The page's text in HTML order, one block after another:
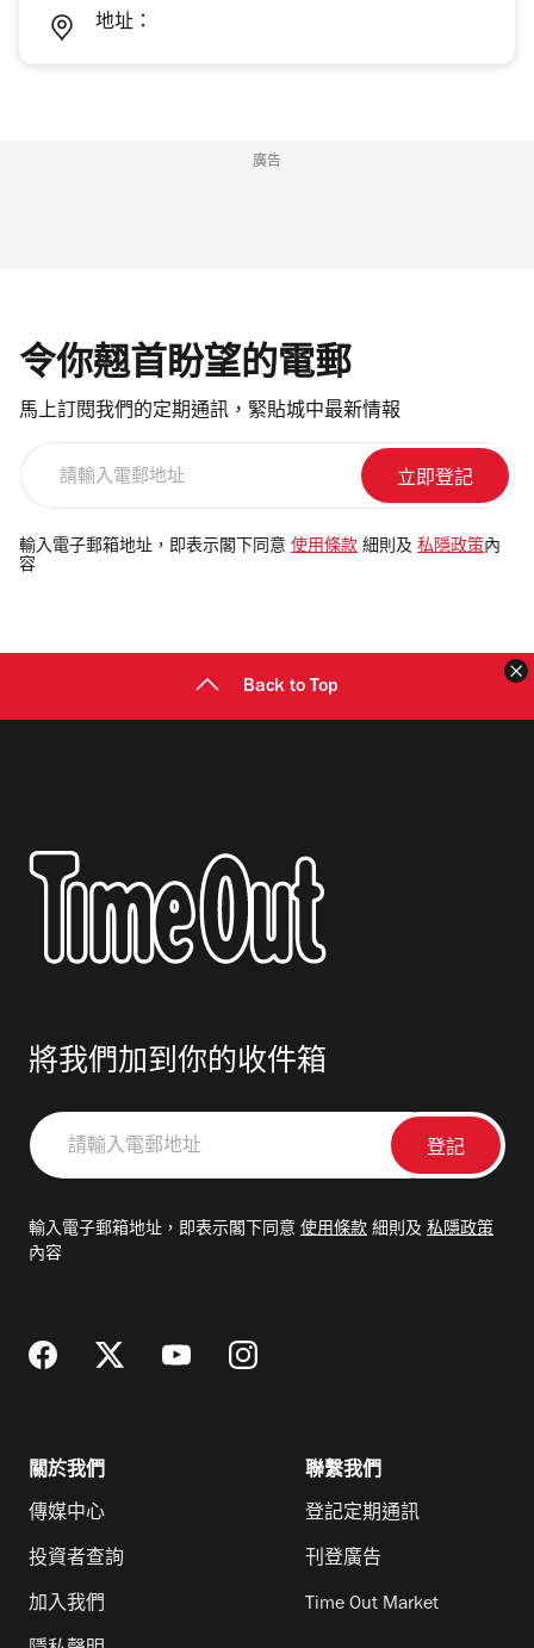
地址：
廣告
令你翹首盼望的電郵
馬上訂閱我們的定期通訊，緊貼城中最新情報
電
郵
輸入電子郵箱地址，即表示閣下同意 使用條款 細則及 私隱政策 內
容
Back to Top
將我們加到你的收件箱
請
輸
郵
輸入電子郵箱地址，即表示閣下同意 使用條款 細則及 私隱政策
內容
關於我們
傳媒中心
投資者查詢
加入我們
聯繫我們
登記定期通訊
刊登廣告
Time Out Market